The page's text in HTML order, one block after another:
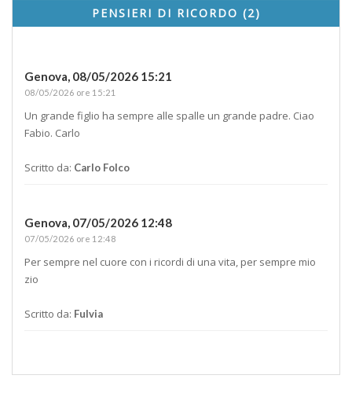
PENSIERI DI RICORDO (2)
Genova, 08/05/2026 15:21
08/05/2026 ore 15:21
Un grande figlio ha sempre alle spalle un grande padre. Ciao
Fabio. Carlo
Scritto da: Carlo Folco
Genova, 07/05/2026 12:48
07/05/2026 ore 12:48
Per sempre nel cuore con i ricordi di una vita, per sempre mio
zio
Scritto da: Fulvia